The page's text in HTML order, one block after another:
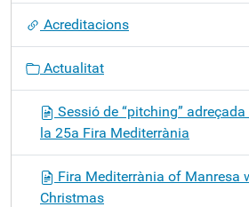
ó
Acreditacions
Actualitat
Sessió de “pitching”
la 25a Fira Mediterrània
Fira Mediterrània of Manresa
Christmas